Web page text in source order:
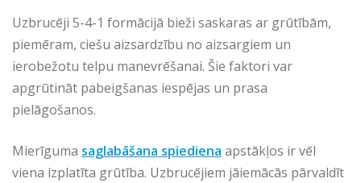
Uzbrucēji 5-4-1 formācijā bieži saskaras ar grūtībām,
piemēram, ciešu aizsardzību no aizsargiem un
ierobežotu telpu manevrēšanai. Šie faktori var
apgrūtināt pabeigšanas iespējas un prasa
pielāgošanos.
Mierīguma saglabāšana spiediena apstākļos ir vēl
viena izplatīta grūtība. Uzbrucējiem jāiemācās pārvaldīt